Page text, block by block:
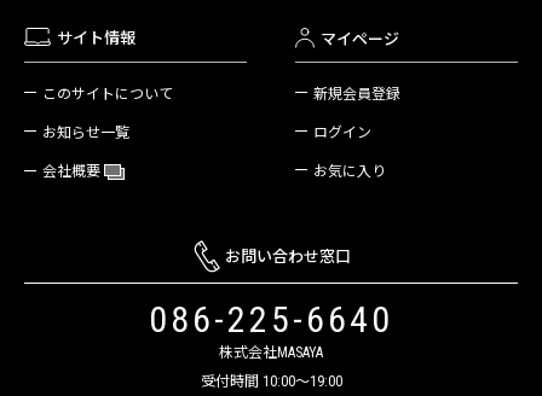
サイト情報
このサイトについて
お知らせ一覧
会社概要
マイページ
新規会員登録
ログイン
お気に入り
お問い合わせ窓口
086-225-6640
株式会社MASAYA
受付時間 10:00～19:00